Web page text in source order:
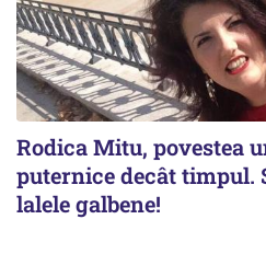
Rodica Mitu, povestea
puternice decât timpul.
lalele galbene!